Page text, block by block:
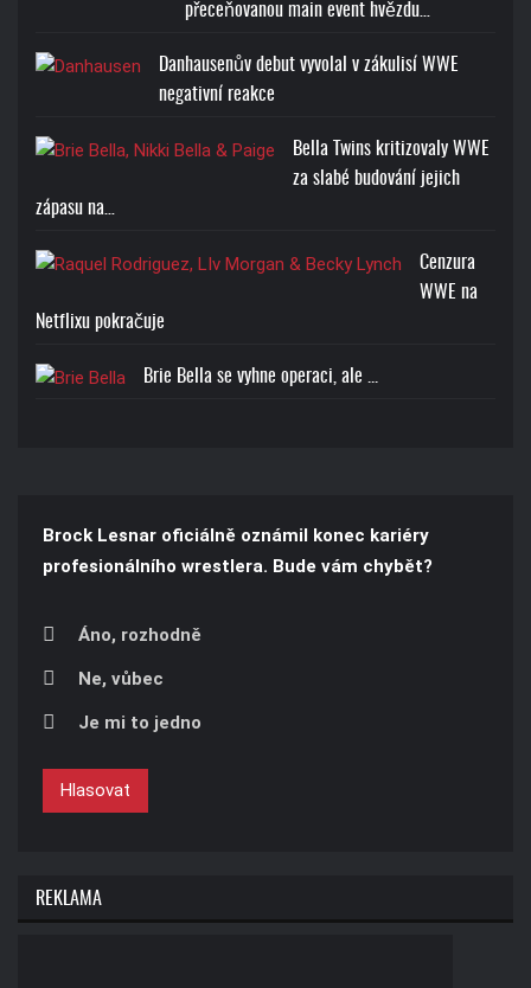
přeceňovanou main event hvězdu…
Danhausenův debut vyvolal v zákulisí WWE
negativní reakce
Bella Twins kritizovaly WWE
za slabé budování jejich
zápasu na…
Cenzura
WWE na
Netflixu pokračuje
Brie Bella se vyhne operaci, ale ...
Brock Lesnar oficiálně oznámil konec kariéry
profesionálního wrestlera. Bude vám chybět?
Áno, rozhodně
Ne, vůbec
Je mi to jedno
Hlasovat
REKLAMA